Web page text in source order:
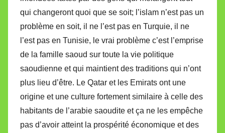
qui changeront quoi que se soit; l’islam n’est pas un
problème en soit, il ne l’est pas en Turquie, il ne
l’est pas en Tunisie, le vrai problème c’est l’emprise
de la famille saoud sur toute la vie politique
saoudienne et qui maintient des traditions qui n’ont
plus lieu d’être. Le Qatar et les Emirats ont une
origine et une culture fortement similaire à celle des
habitants de l’arabie saoudite et ça ne les empêche
pas d’avoir atteint la prospérité économique et des